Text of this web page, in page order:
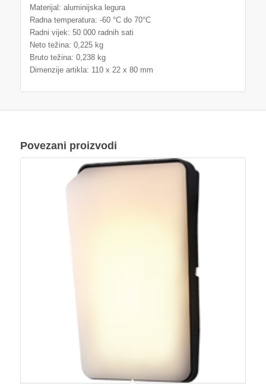
Materijal: aluminijska legura
Radna temperatura: -60 °C do 70°C
Radni vijek: 50 000 radnih sati
Neto težina: 0,225 kg
Bruto težina: 0,238 kg
Dimenzije artikla: 110 x 22 x 80 mm
Povezani proizvodi